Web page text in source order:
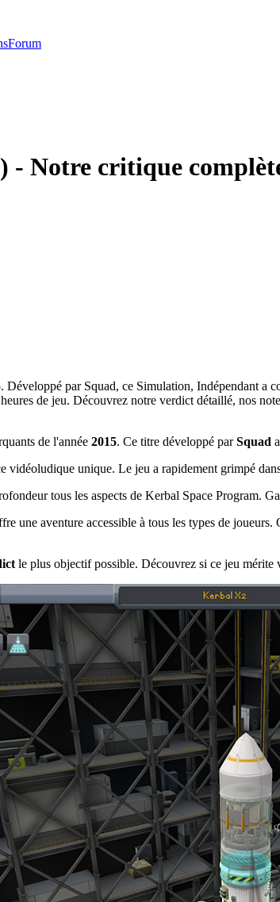
Forum
- Notre critique
par Squad, ce Simulation, Indépendant
de jeu. Découvrez notre verdict détaillé, nos
de l'année 2015. Ce titre développé parSquad
vidéoludique unique. Le jeu a rapidement grimpé
tous les aspects de Kerbal Space Program.
une aventure accessible à tous les types de joueurs.
le plus objectif possible. Découvrez si ce jeu mérite